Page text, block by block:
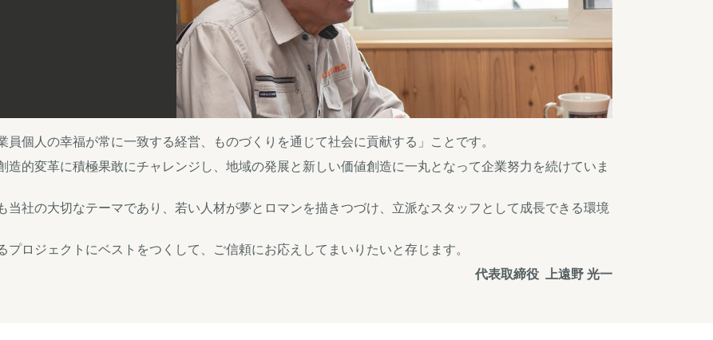
個人の幸福が常に一致する経営、ものづくりを通じて社会に貢献する」ことです。
的変革に積極果敢にチャレンジし、地域の発展と新しい価値創造に一丸となって企業努力を続けていま
当社の大切なテーマであり、若い人材が夢とロマンを描きつづけ、立派なスタッフとして成長できる環境
ロジェクトにベストをつくして、ご信頼にお応えしてまいりたいと存じます。
代表取締役 上遠野 光一